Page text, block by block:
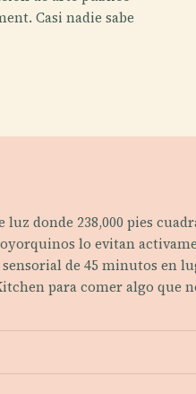
Casi nadie sabe
donde 238,000 pies
lo evitan
de 45 minutos en
para comer algo que